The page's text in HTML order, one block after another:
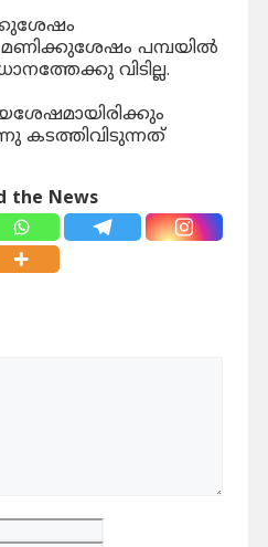
മണിക്കുശേഷം പമ്പയിൽ
വിടില്ല.
കടത്തിവിടുന്നത്
the News